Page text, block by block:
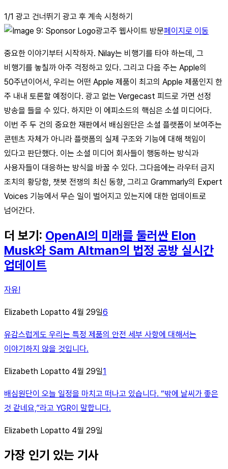
1/1 광고 건너뛰기 광고 후 계속 시청하기
광고주 웹사이트 방문페이지로 이동
중요한 이야기부터 시작하자. Nilay는 비행기를 타야 하는데, 그
비행기를 놓칠까 아주 걱정하고 있다. 그리고 다음 주는 Apple의
50주년이어서, 우리는 어떤 Apple 제품이 최고의 Apple 제품인지 한
주 내내 토론할 예정이다. 광고 없는 Vergecast 피드로 가면 선정
방송을 들을 수 있다. 하지만 이 에피소드의 핵심은 소셜 미디어다.
이번 주 두 건의 중요한 재판에서 배심원단은 소셜 플랫폼이 보여주는
콘텐츠 자체가 아니라 플랫폼의 실제 구조와 기능에 대해 책임이
있다고 판단했다. 이는 소셜 미디어 회사들이 행동하는 방식과
사용자들이 대응하는 방식을 바꿀 수 있다. 그다음에는 라우터 금지
조치의 황당함, 챗봇 전쟁의 최신 동향, 그리고 Grammarly의 Expert
Voices 기능에서 무슨 일이 벌어지고 있는지에 대한 업데이트로
넘어간다.
더 보기: OpenAI의 미래를 둘러싼 Elon
Musk와 Sam Altman의 법정 공방 실시간
업데이트
자유!
Elizabeth Lopatto 4월 29일6
유감스럽게도 우리는 특정 제품의 안전 세부 사항에 대해서는
이야기하지 않을 것입니다.
Elizabeth Lopatto 4월 29일1
배심원단이 오늘 일정을 마치고 떠나고 있습니다. “밖에 날씨가 좋은
것 같네요,”라고 YGR이 말합니다.
Elizabeth Lopatto 4월 29일
가장 인기 있는 기사